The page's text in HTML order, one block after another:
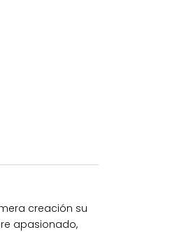
creación su
apasionado,